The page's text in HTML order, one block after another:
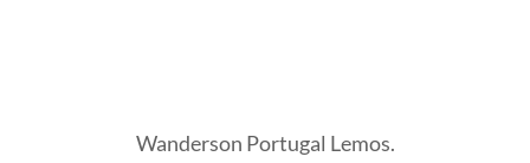
Wanderson Portugal Lemos.